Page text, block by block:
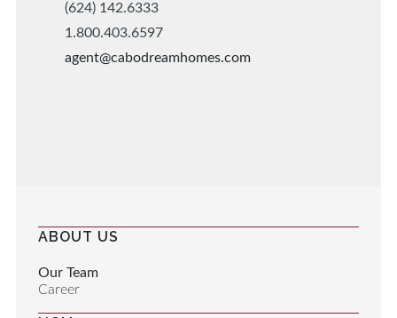
(624) 142.6333
1.800.403.6597
agent@cabodreamhomes.com
ABOUT US
Our Team
Career